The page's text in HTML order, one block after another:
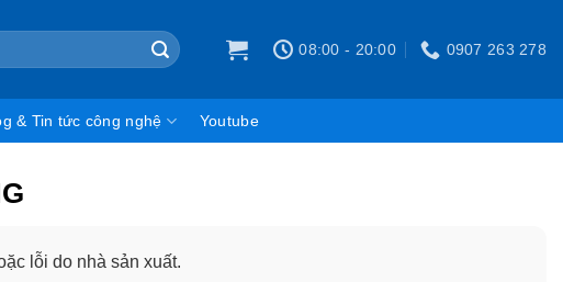
08:00 - 20:00 0907 263 278
& Tin tức công nghệ Youtube
lỗi do nhà sản xuất.